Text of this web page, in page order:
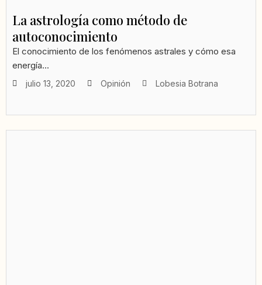
La astrología como método de
autoconocimiento
El conocimiento de los fenómenos astrales y cómo esa
energía...
julio 13, 2020 Opinión Lobesia Botrana